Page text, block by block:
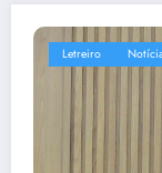
Letreiro